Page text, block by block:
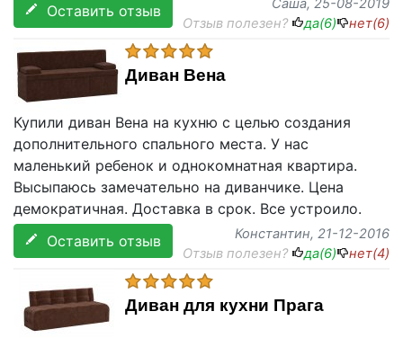
Оставить отзыв
Саша, 25-08-2019
Отзыв полезен?
да(6) нет(6)
Диван Вена
Купили диван Вена на кухню с целью создания
дополнительного спального места. У нас
маленький ребенок и однокомнатная квартира.
Высыпаюсь замечательно на диванчике. Цена
демократичная. Доставка в срок. Все устроило.
Оставить отзыв
Константин, 21-12-2016
Отзыв полезен?
да(6) нет(4)
Диван для кухни Прага